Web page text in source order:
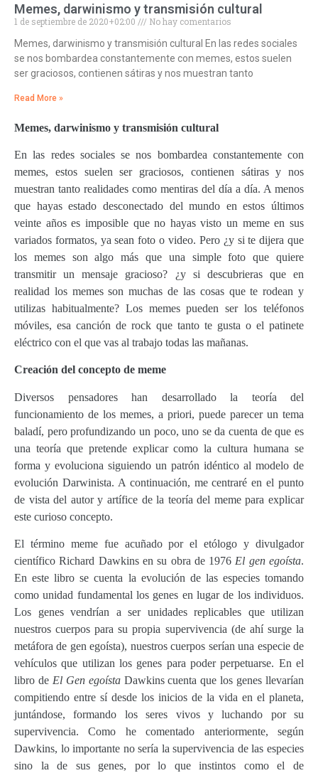
Memes, darwinismo y transmisión cultural
1 de septiembre de 2020+02:00
No hay comentarios
Memes, darwinismo y transmisión cultural En las redes sociales
se nos bombardea constantemente con memes, estos suelen
ser graciosos, contienen sátiras y nos muestran tanto
Read More »
Memes, darwinismo y transmisión cultural
En las redes sociales se nos bombardea constantemente con
memes, estos suelen ser graciosos, contienen sátiras y nos
muestran tanto realidades como mentiras del día a día. A menos
que hayas estado desconectado del mundo en estos últimos
veinte años es imposible que no hayas visto un meme en sus
variados formatos, ya sean foto o video. Pero ¿y si te dijera que
los memes son algo más que una simple foto que quiere
transmitir un mensaje gracioso? ¿y si descubrieras que en
realidad los memes son muchas de las cosas que te rodean y
utilizas habitualmente? Los memes pueden ser los teléfonos
móviles, esa canción de rock que tanto te gusta o el patinete
eléctrico con el que vas al trabajo todas las mañanas.
Creación del concepto de meme
Diversos pensadores han desarrollado la teoría del
funcionamiento de los memes, a priori, puede parecer un tema
baladí, pero profundizando un poco, uno se da cuenta de que es
una teoría que pretende explicar como la cultura humana se
forma y evoluciona siguiendo un patrón idéntico al modelo de
evolución Darwinista. A continuación, me centraré en el punto
de vista del autor y artífice de la teoría del meme para explicar
este curioso concepto.
El término meme fue acuñado por el etólogo y divulgador
científico Richard Dawkins en su obra de 1976 El gen egoísta.
En este libro se cuenta la evolución de las especies tomando
como unidad fundamental los genes en lugar de los individuos.
Los genes vendrían a ser unidades replicables que utilizan
nuestros cuerpos para su propia supervivencia (de ahí surge la
metáfora de gen egoísta), nuestros cuerpos serían una especie de
vehículos que utilizan los genes para poder perpetuarse. En el
libro de El Gen egoístaDawkins cuenta que los genes llevarían
compitiendo entre sí desde los inicios de la vida en el planeta,
juntándose, formando los seres vivos y luchando por su
supervivencia. Como he comentado anteriormente, según
Dawkins, lo importante no sería la supervivencia de las especies
sino la de sus genes, por lo que instintos como el de